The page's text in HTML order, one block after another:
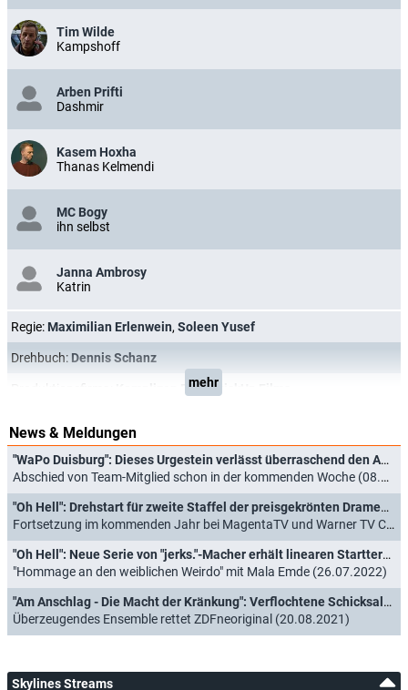
Tim Wilde
Kampshoff
Arben Prifti
Dashmir
Kasem Hoxha
Thanas Kelmendi
MC Bogy
ihn selbst
Janna Ambrosy
Katrin
Regie: Maximilian Erlenwein, Soleen Yusef
Drehbuch: Dennis Schanz
Komplizen Film,StickUp Films
mehr
News & Meldungen
"WaPo Duisburg": Dieses Urgestein verlässt überraschend den ARD-Vorabendkrimi
Abschied von Team-Mitglied schon in der kommenden Woche (08.05.2025)
"Oh Hell": Drehstart für zweite Staffel der preisgekrönten Dramedy des "jerks."-Machers
Fortsetzung im kommenden Jahr bei MagentaTV und Warner TV Comedy (19.07.2023)
"Oh Hell": Neue Serie von "jerks."-Macher erhält linearen Starttermin
"Hommage an den weiblichen Weirdo" mit Mala Emde (26.07.2022)
"Am Anschlag - Die Macht der Kränkung": Verflochtene Schicksalswege kulminieren in Amoklauf
Überzeugendes Ensemble rettet ZDFneoriginal (20.08.2021)
Skylines Streams